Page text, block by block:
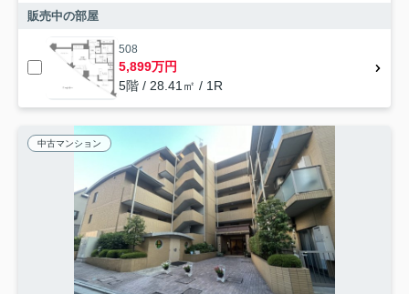
販売中の部屋
508
5,899万円
5階 / 28.41㎡ / 1R
中古マンション